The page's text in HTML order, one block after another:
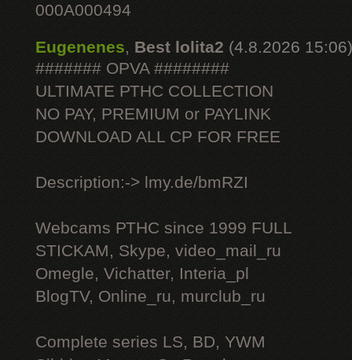
000A000494
Eugenenes, Best lolita2 (4.8.2026 15:06)
####### OPVA ########
ULTIMATE РТНС COLLECTION
NO PAY, PREMIUM or PAYLINK
DOWNLOAD ALL СР FOR FREE
Description:-> lmy.de/bmRZI
Webcams РТНС since 1999 FULL
STICKAM, Skype, video_mail_ru
Omegle, Vichatter, Interia_pl
BlogTV, Online_ru, murclub_ru
Complete series LS, BD, YWM